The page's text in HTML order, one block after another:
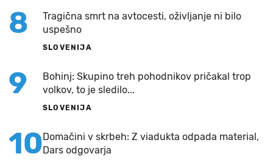
8
Tragična smrt na avtocesti, oživljanje ni bilo
uspešno
SLOVENIJA
9
Bohinj: Skupino treh pohodnikov pričakal trop
volkov, to je sledilo...
SLOVENIJA
10 Domačini v skrbeh: Z viadukta odpada material,
Dars odgovarja